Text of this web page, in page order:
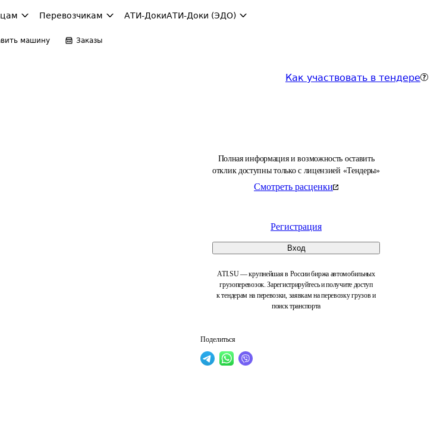
Перевозчикам АТИ-ДокиАТИ-Доки (ЭДО)
машину Заказы
Как участвовать в тендере
Полная информация и возможность оставить
отклик доступны только с лицензией «Тендеры»
Смотреть расценки
Регистрация
Вход
ATI.SU — крупнейшая в России биржа автомобильных
грузоперевозок. Зарегистрируйтесь и получите доступ
к тендерам на перевозки, заявкам на перевозку грузов и
поиск транспорта
Поделиться